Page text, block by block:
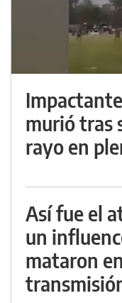
murió tras
rayo en
Así fue el
un
mataron